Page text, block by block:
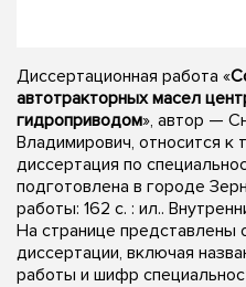
Диссертационная работа «
автотракторных масел
гидроприводом», автор —
Владимирович, относится к
диссертация по
подготовлена в городе
работы: 162 с. : ил..
На странице представлены
диссертации, включая
работы и шифр